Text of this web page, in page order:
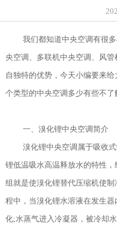
我们都知道中央空调有很
央空调、多联机中央空调、风
自独特的优势，今天小编要来
个类型的中央空调多少有些不
一、溴化锂中央空调简介
溴化锂中央空调属于吸收
锂低温吸水高温释放水的特性
组就是使溴化锂替代压缩机使
程中，当溴化锂水溶液在发生
化;水蒸气进入冷凝器，被冷却